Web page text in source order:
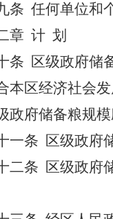
条 任何单位和
章 计 划
条 区级政府储
本区经济社会
政府储备粮规
一条 区级政府
二条 区级政府